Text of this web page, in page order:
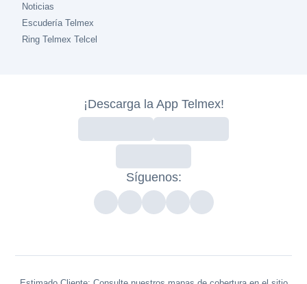
Noticias
Escudería Telmex
Ring Telmex Telcel
¡Descarga la App Telmex!
Síguenos: